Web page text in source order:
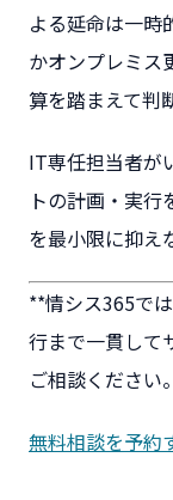
よる延命は一時
かオンプレミス
算を踏まえて判
IT専任担当者が
トの計画・実
を最小限に抑え
**情シス365で
行まで一貫して
ご相談ください。
無料相談を予